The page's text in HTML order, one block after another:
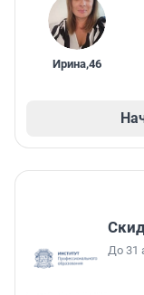
Ирина,46
До 31